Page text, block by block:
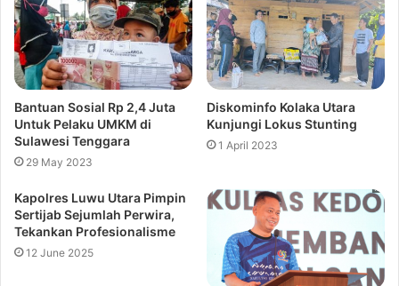
Bantuan Sosial Rp 2,4 Juta
Untuk Pelaku UMKM di
Sulawesi Tenggara
29 May 2023
Diskominfo Kolaka Utara
Kunjungi Lokus Stunting
1 April 2023
Kapolres Luwu Utara Pimpin
Sertijab Sejumlah Perwira,
Tekankan Profesionalisme
12 June 2025